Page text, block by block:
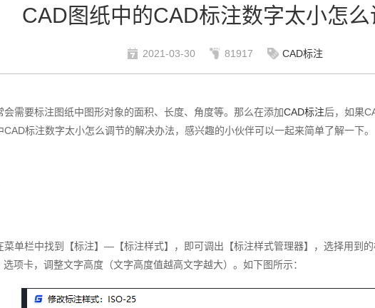
CAD图纸中的CAD标注数字太小怎么
2021-03-30 81917 CAD标注
会需要标注图纸中图形对象的面积、长度、角度等。那么在添加CAD标注后，如果
CAD标注数字太小怎么调节的解决办法，感兴趣的小伙伴可以一起来简单了解一下。
菜单栏中找到【标注】—【标注样式】，即可调出【标注样式管理器】，选择用到
项卡，调整文字高度（文字高度值越高文字越大）。如下图所示：